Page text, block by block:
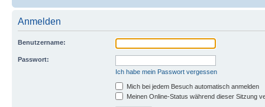
Anmelden
Benutzername:
Passwort:
Ich habe mein Passwort vergessen
Mich bei jedem Besuch automatisch anmelden
Meinen Online-Status während dieser Sitzung